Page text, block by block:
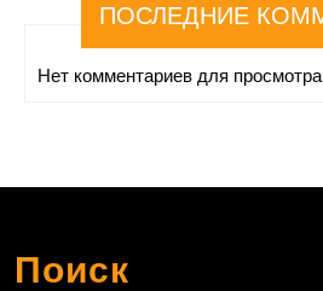
ПОСЛЕДНИЕ
Нет комментариев для
Поиск